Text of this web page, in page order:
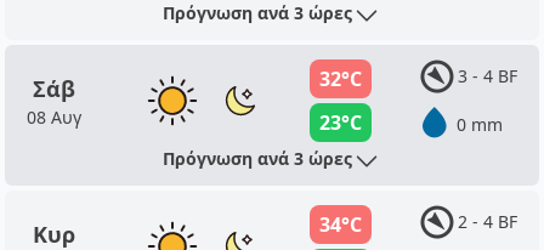
Πρόγνωση ανά 3 ώρες
Σάβ
08 Αυγ
32°C
23°C
3 - 4 BF
0 mm
Πρόγνωση ανά 3 ώρες
Κυρ
34°C
2 - 4 BF